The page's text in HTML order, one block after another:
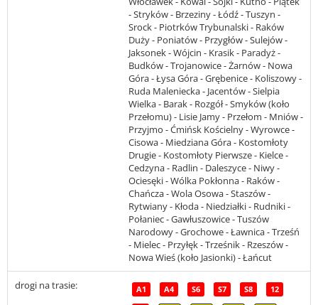
- Stryków - Brzeziny - Łódź - Tuszyn -
Srock - Piotrków Trybunalski - Raków
Duży - Poniatów - Przygłów - Sulejów -
Jaksonek - Wójcin - Krasik - Paradyż -
Budków - Trojanowice - Żarnów - Nowa
Góra - Łysa Góra - Grębenice - Koliszowy -
Ruda Maleniecka - Jacentów - Sielpia
Wielka - Barak - Rozgół - Smyków (koło
Przełomu) - Lisie Jamy - Przełom - Mniów -
Przyjmo - Ćmińsk Kościelny - Wyrowce -
Cisowa - Miedziana Góra - Kostomłoty
Drugie - Kostomłoty Pierwsze - Kielce -
Cedzyna - Radlin - Daleszyce - Niwy -
Ociesęki - Wólka Pokłonna - Raków -
Chańcza - Wola Osowa - Staszów -
Rytwiany - Kłoda - Niedziałki - Rudniki -
Połaniec - Gawłuszowice - Tuszów
Narodowy - Grochowe - Ławnica - Trześń
- Mielec - Przyłęk - Trześnik - Rzeszów -
Nowa Wieś (koło Jasionki) - Łańcut
drogi na trasie: A1 A4 S6 S7 S8 12